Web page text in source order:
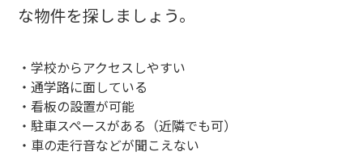
な物件を探しましょう。
・学校からアクセスしやすい
・通学路に面している
・看板の設置が可能
・駐車スペースがある（近隣でも可）
・車の走行音などが聞こえない